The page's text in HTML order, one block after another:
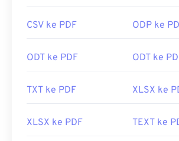
on atau ekstensi untuk
merekomendasikan
SumatraPDF
gratis.
CSV ke PDF ODP ke
ODT ke PDF ODT ke
TXT ke PDF XLSX ke
XLSX ke PDF TEXT ke